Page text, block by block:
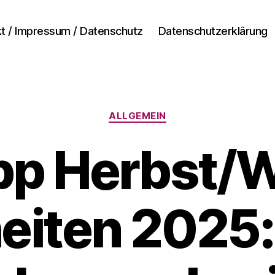
/ Impressum / Datenschutz Datenschutzerklärung
Kategorien
ALLGEMEIN
Herbst/
V
o
A
n
d